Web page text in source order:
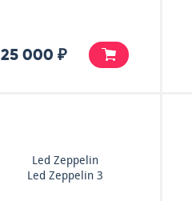
25 000 ₽
Led Zeppelin
Led Zeppelin 3